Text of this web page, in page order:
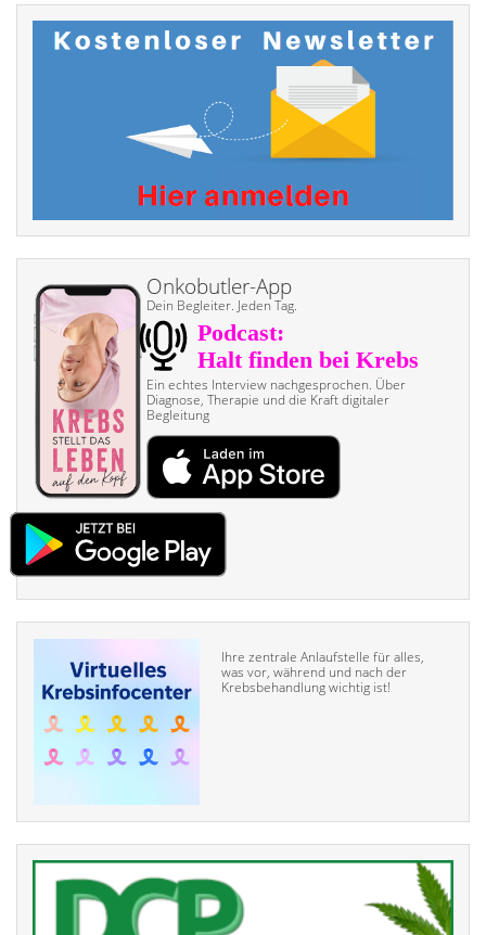
Onkobutler-App
Dein Begleiter. Jeden Tag.
Ein echtes Interview nach­gesprochen. Über
Diagnose, Therapie und die Kraft digitaler
Begleitung
Ihre zentrale Anlaufstelle für alles,
was vor, während und nach der
Krebsbehandlung wichtig ist!